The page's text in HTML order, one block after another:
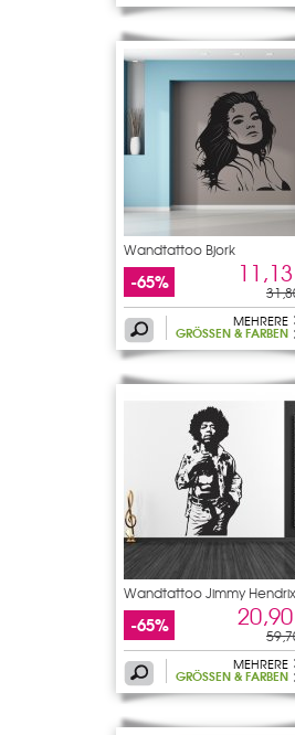
Wandtattoo Bjork
-65%
MEHRERE
GRÖSSEN & FARBEN
Wandtattoo Jimmy Hendrix
-65%
MEHRERE
GRÖSSEN & FARBEN